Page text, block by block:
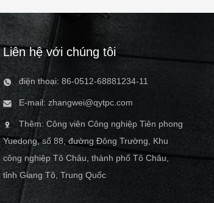
SUS304 or SUS316L
Liên hệ với chúng tôi
điện thoại: 86-0512-68881234-11
E-mail: zhangwei@qytpc.com
Thêm: Công viên Công nghiệp Tiên phong
Yuedong, số 88, đường Đông Trường, Khu
công nghiệp Tô Châu, thành phố Tô Châu,
tỉnh Giang Tô, Trung Quốc